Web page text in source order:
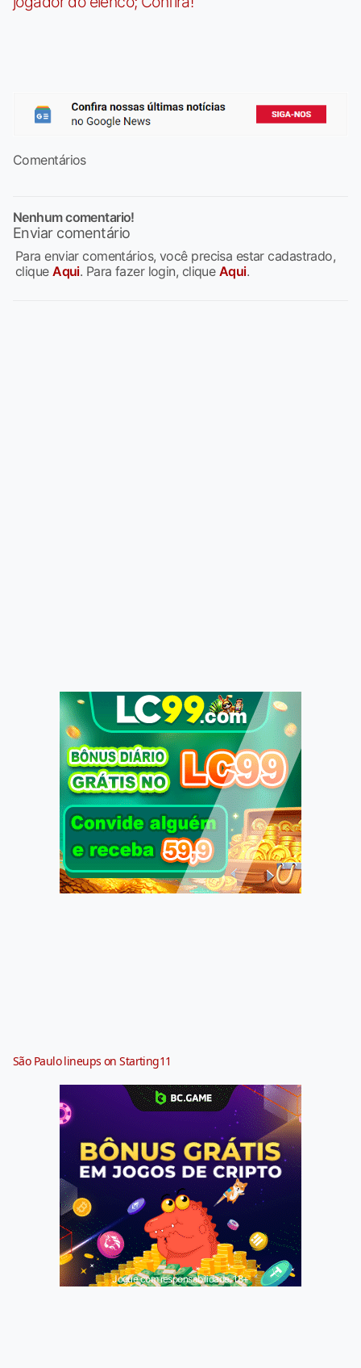
Comentários
Nenhum comentario!
Enviar comentário
Para enviar comentários, você precisa estar cadastrado,
cliqueAqui. Para fazer login, clique Aqui.
São Paulo lineups on Starting11
Jogue com responsabilidade. 18+